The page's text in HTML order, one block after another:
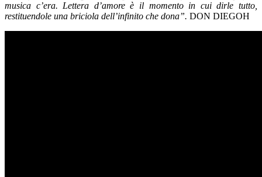
musica c’era. Lettera d’amore è il momento in cui dirle tutto,
restituendole una briciola dell’infinito che dona”. DON DIEGOH